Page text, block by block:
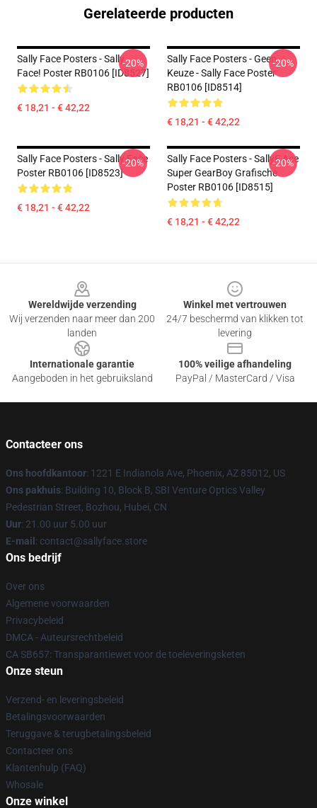
Gerelateerde producten
Sally Face Posters - Sally
Face! Poster RB0106 [ID8527]
€ 18,21 - € 42,22
-20%
Sally Face Posters - Geen
Keuze - Sally Face Poster
RB0106 [ID8514]
€ 18,21 - € 42,22
-20%
Sally Face Posters - Sally Face
Poster RB0106 [ID8523]
€ 18,21 - € 42,22
-20%
Sally Face Posters - SallyF Ace
Super GearBoy Grafische
Poster RB0106 [ID8515]
€ 18,21 - € 42,22
-20%
Wereldwijde verzending
Wij verzenden naar meer dan 200
landen
Winkel met vertrouwen
24/7 beschermd van klikken tot
levering
Internationale garantie
Aangeboden in het gebruiksland
100% veilige afhandeling
PayPal / MasterCard / Visa
Contacteer ons
Ons hoofdkantoor: 1221 E Indianola Ave, Phoenix, AZ 85012, US
Ons pakhuis: Building 10, Block B, SBI Venture Optics Valley
Pedestrian Street, Bozhou, Hubei, CN
Uur: 21.00 uur 5.00 uur
E-mail : contact@sallyface.store
Ons bedrijf
Over ons
Algemene voorwaarden
Privacybeleid
DMCA - Auteursrechtbeleid
CA SB657: Transparantiewet voor de toeleveringsketen
Onze steun
Verzend- en leveringsbeleid
Betalingsvoorwaarden
Teruggave & terugbetalingsbeleid
Contacteer ons
Klantenhulp (FAQ)
Whosale
Onze winkel